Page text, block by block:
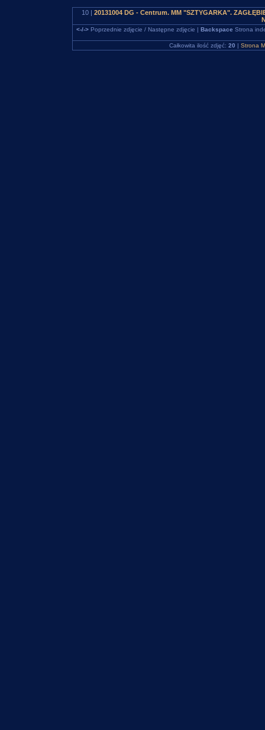
10 | 20131004 DG - Centrum. MM "SZTYGARKA".
<-/->Poprzednie zdjęcie / Następne zdjęcie | Backspace Strona
Całkowita ilość zdjęć: 20 | Strona